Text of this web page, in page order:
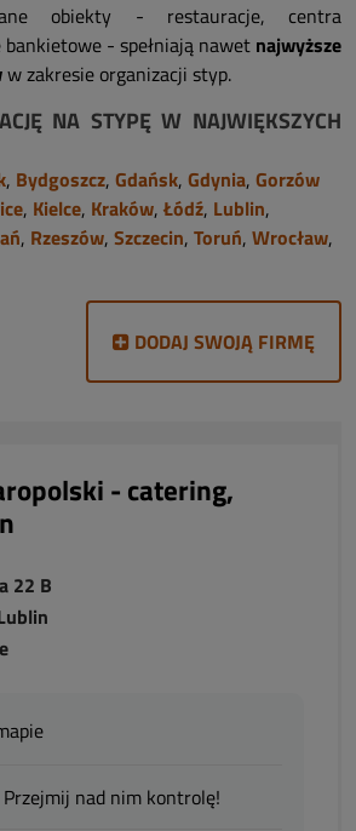
obiekty - restauracje, centra
- spełniają nawet najwyższe
w zakresie organizacji styp.
NA STYPĘ W NAJWIĘKSZYCH
, Bydgoszcz, Gdańsk, Gdynia, Gorzów
, Kielce, Kraków, Łódź, Lublin,
, Rzeszów, Szczecin, Toruń, Wrocław,
DODAJ SWOJĄ FIRMĘ
- catering,
22 B
Przejmij nad nim kontrolę!